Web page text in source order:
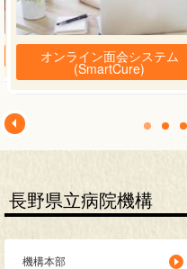
オンライン面会システム
(SmartCure)
長野県立病院機構
機構本部